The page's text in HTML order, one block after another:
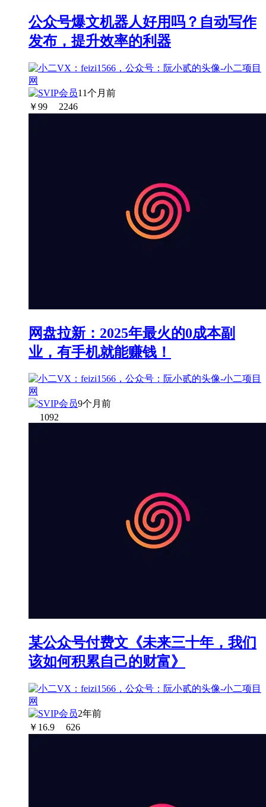
公众号爆文机器人好用吗？自动写作
发布，提升效率的利器
11个月前
￥99 2246
网盘拉新：2025年最火的0成本副
业，有手机就能赚钱！
9个月前
1092
某公众号付费文《未来三十年，我们
该如何积累自己的财富》
2年前
￥ 16.9 626